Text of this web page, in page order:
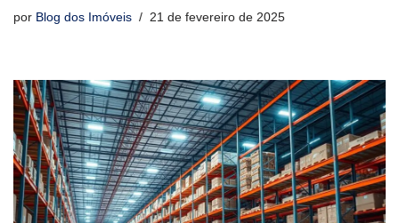
por Blog dos Imóveis 21 de fevereiro de 2025